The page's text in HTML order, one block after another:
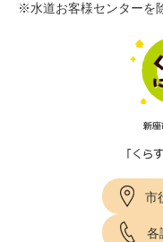
※水道お客様センターを
市
各